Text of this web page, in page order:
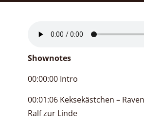
Shownotes
00:00:00 Intro
00:01:06 Keksekästchen –
Ralf zur Linde